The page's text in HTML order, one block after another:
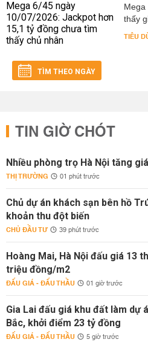
Mega
thấy
TIÊU
TÌM THEO NGÀY
TIN GIỜ CHÓT
Nhiều phòng trọ Hà Nội tăng giá
THỊ TRƯỜNG 01 phút trước
Chủ dự án khách sạn bên hồ
khoản thu đột biến
CHỦ ĐẦU TƯ 39 phút trước
Hoàng Mai, Hà Nội đấu giá 13
triệu đồng/m2
ĐẤU GIÁ - ĐẤU THẦU 01 giờ trước
Gia Lai đấu giá khu đất làm dự
Bắc, khởi điểm 23 tỷ đồng
ĐẤU GIÁ - ĐẤU THẦU 5 giờ trước